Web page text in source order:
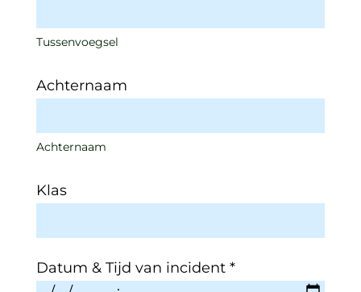
Tussenvoegsel
Achternaam
Achternaam
Klas
Datum & Tijd van incident *